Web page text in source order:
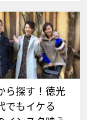
ら探す！徳光
でもイケる